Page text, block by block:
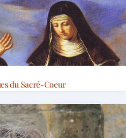
du Sacré-Coeur